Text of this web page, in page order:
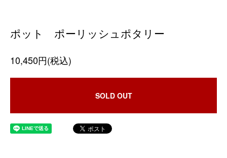
ポット ポーリッシュポタリー
10,450円(税込)
SOLD OUT